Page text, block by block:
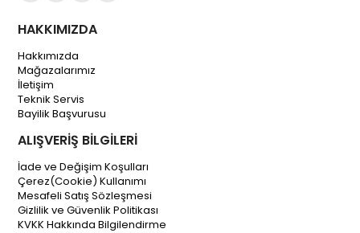
HAKKIMIZDA
Hakkımızda
Mağazalarımız
İletişim
Teknik Servis
Bayilik Başvurusu
ALIŞVERİŞ BİLGİLERİ
İade ve Değişim Koşulları
Çerez(Cookie) Kullanımı
Mesafeli Satış Sözleşmesi
Gizlilik ve Güvenlik Politikası
KVKK Hakkında Bilgilendirme